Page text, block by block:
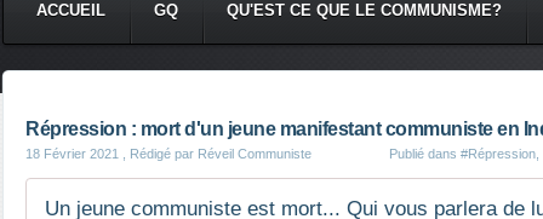
ACCUEIL GQ QU'EST CE QUE LE COMMUNISME?
Répression : mort d'un jeune manifestant communiste en
18 Février 2021 , Rédigé par Réveil Communiste Publié dans #Répression